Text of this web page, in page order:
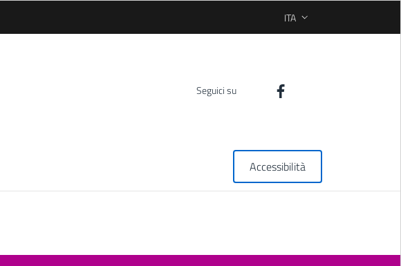
SELEZIONE LINGUA:
ITA
Seguici su
Accessibilità